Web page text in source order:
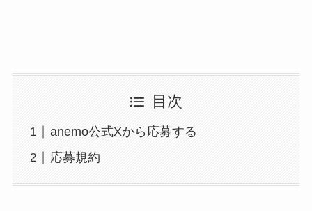
目次
anemo公式Xから応募する
応募規約